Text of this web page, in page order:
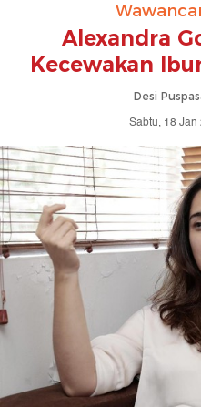
Alexandra
Kecewakan
Desi
Sabtu, 18